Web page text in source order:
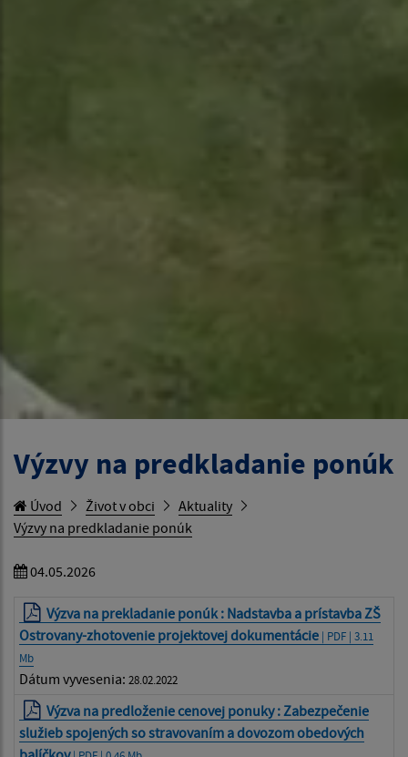
Výzvy na predkladanie ponúk
Úvod Život v obci
Aktuality
Výzvy na predkladanie ponúk
04.05.2026
Výzva na prekladanie ponúk : Nadstavba a prístavba ZŠ
Ostrovany-zhotovenie projektovej dokumentácie | PDF | 3.11
Mb
Dátum vyvesenia: 28.02.2022
Výzva na predloženie cenovej ponuky : Zabezpečenie
služieb spojených so stravovaním a dovozom obedových